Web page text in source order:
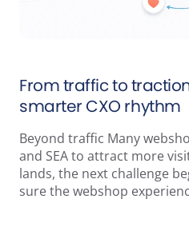
From traffic to
smarter CXO rhythm
Beyond traffic Many
and SEA to attract more
lands, the next challenge
sure the webshop